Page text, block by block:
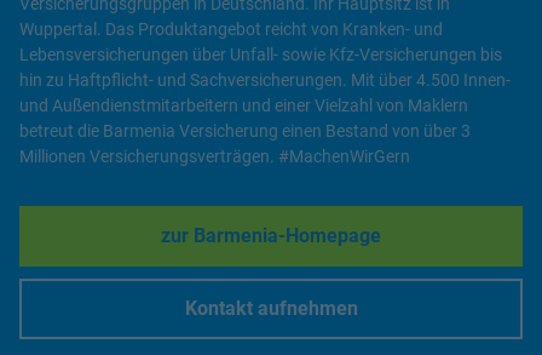
Wuppertal. Das Produktangebot reicht von Kranken- und
Lebensversicherungen über Unfall- sowie Kfz-Versicherungen bis
hin zu Haftpflicht- und Sachversicherungen. Mit über 4.500 Innen-
und Außendienstmitarbeitern und einer Vielzahl von Maklern
betreut die Barmenia Versicherung einen Bestand von über 3
Millionen Versicherungsverträgen. #MachenWirGern
zur Barmenia-Homepage
Link Opens in New Tab
Kontakt aufnehmen